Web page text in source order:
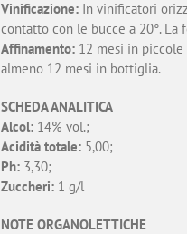
Vinificazione:In vinificatori
contatto con le bucce a 20°.
Affinamento:12 mesi in piccole
almeno 12 mesi in bottiglia.
SCHEDA ANALITICA
Alcol:14% vol.;
Acidità totale:5,00;
Ph:3,30;
Zuccheri:1 g/l
NOTE ORGANOLETTICHE